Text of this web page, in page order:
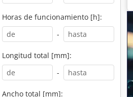
Horas de funcionamiento [h]:
-
Longitud total [mm]:
-
Ancho total [mm]: